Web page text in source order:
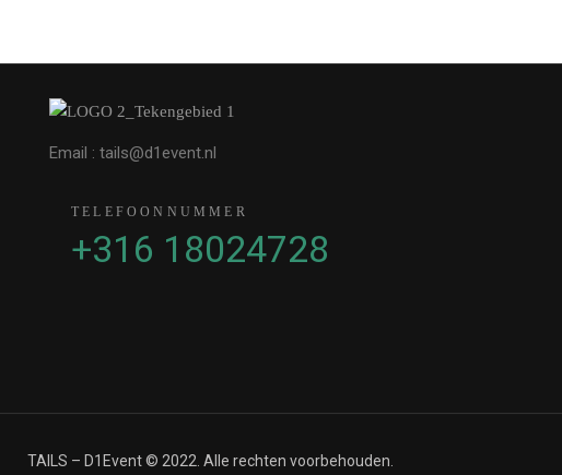
Email : tails@d1event.nl
TELEFOONNUMMER
+316 18024728
TAILS – D1Event © 2022. Alle rechten voorbehouden.